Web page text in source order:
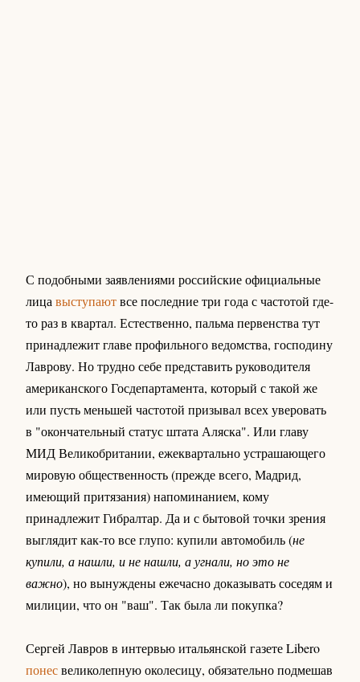
С подобными заявлениями российские официальные
лица выступаютвсе последние три года с частотой где-
то раз в квартал. Естественно, пальма первенства тут
принадлежит главе профильного ведомства, господину
Лаврову. Но трудно себе представить руководителя
американского Госдепартамента, который с такой же
или пусть меньшей частотой призывал всех уверовать
в "окончательный статус штата Аляска". Или главу
МИД Великобритании, ежеквартально устрашающего
мировую общественность (прежде всего, Мадрид,
имеющий притязания) напоминанием, кому
принадлежит Гибралтар. Да и с бытовой точки зрения
выглядит как-то все глупо: купили автомобиль (не
купили, а нашли, и не нашли, а угнали, но это не
важно), но вынуждены ежечасно доказывать соседям и
милиции, что он "ваш". Так была ли покупка?
Сергей Лавров в интервью итальянской газете Libero
понесвеликолепную околесицу, обязательно подмешав